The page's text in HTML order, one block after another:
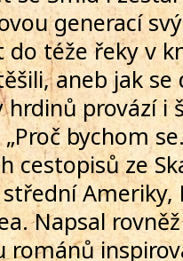
generací
téže řeky v
aneb jak se
hrdinů provází i
bychom
cestopisů ze
Ameriky,
Napsal
románů